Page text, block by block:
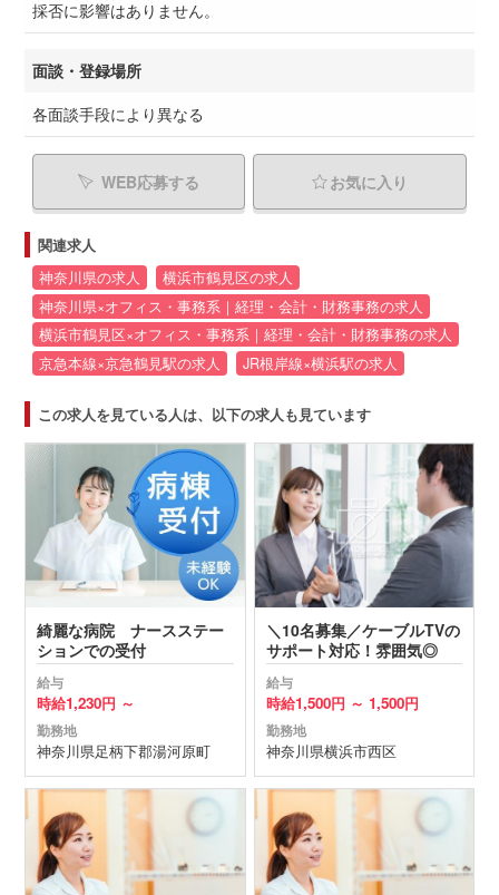
採否に影響はありません。
面談・登録場所
各面談手段により異なる
WEB応募する お気に入り
関連求人
神奈川県の求人
横浜市鶴見区の求人
神奈川県×オフィス・事務系｜経理・会計・財務事務の求人
横浜市鶴見区×オフィス・事務系｜経理・会計・財務事務の求人
京急本線×京急鶴見駅の求人
JR根岸線×横浜駅の求人
この求人を見ている人は、以下の求人も見ています
綺麗な病院 ナースステー
ションでの受付
給与
時給1,230円 ～
勤務地
神奈川県足柄下郡湯河原町
＼10名募集／ケーブルTVの
サポート対応！雰囲気◎
給与
時給1,500円 ～ 1,500円
勤務地
神奈川県横浜市西区